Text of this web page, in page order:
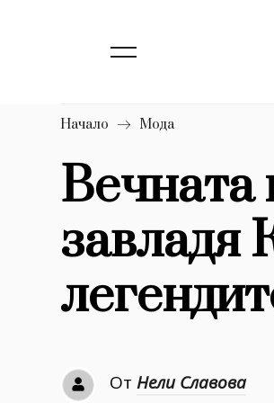
1633
Dialogue
Изкуство
4340
Красота
Дизайн 1272
Книги 1188
30+
1710
Начало Мода
Вечната
завладя
От Нели Славова